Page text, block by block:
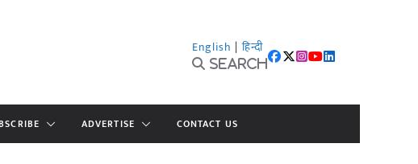
English | हिन्दी
Search
ADVERTISE CONTACT US